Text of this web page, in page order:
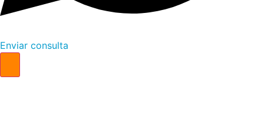
Enviar consulta